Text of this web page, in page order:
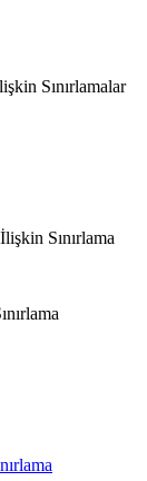
Sınırlamalar
Sınırlama